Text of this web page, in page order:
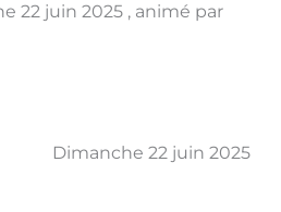
22 juin 2025 , animé par
Dimanche 22 juin 2025